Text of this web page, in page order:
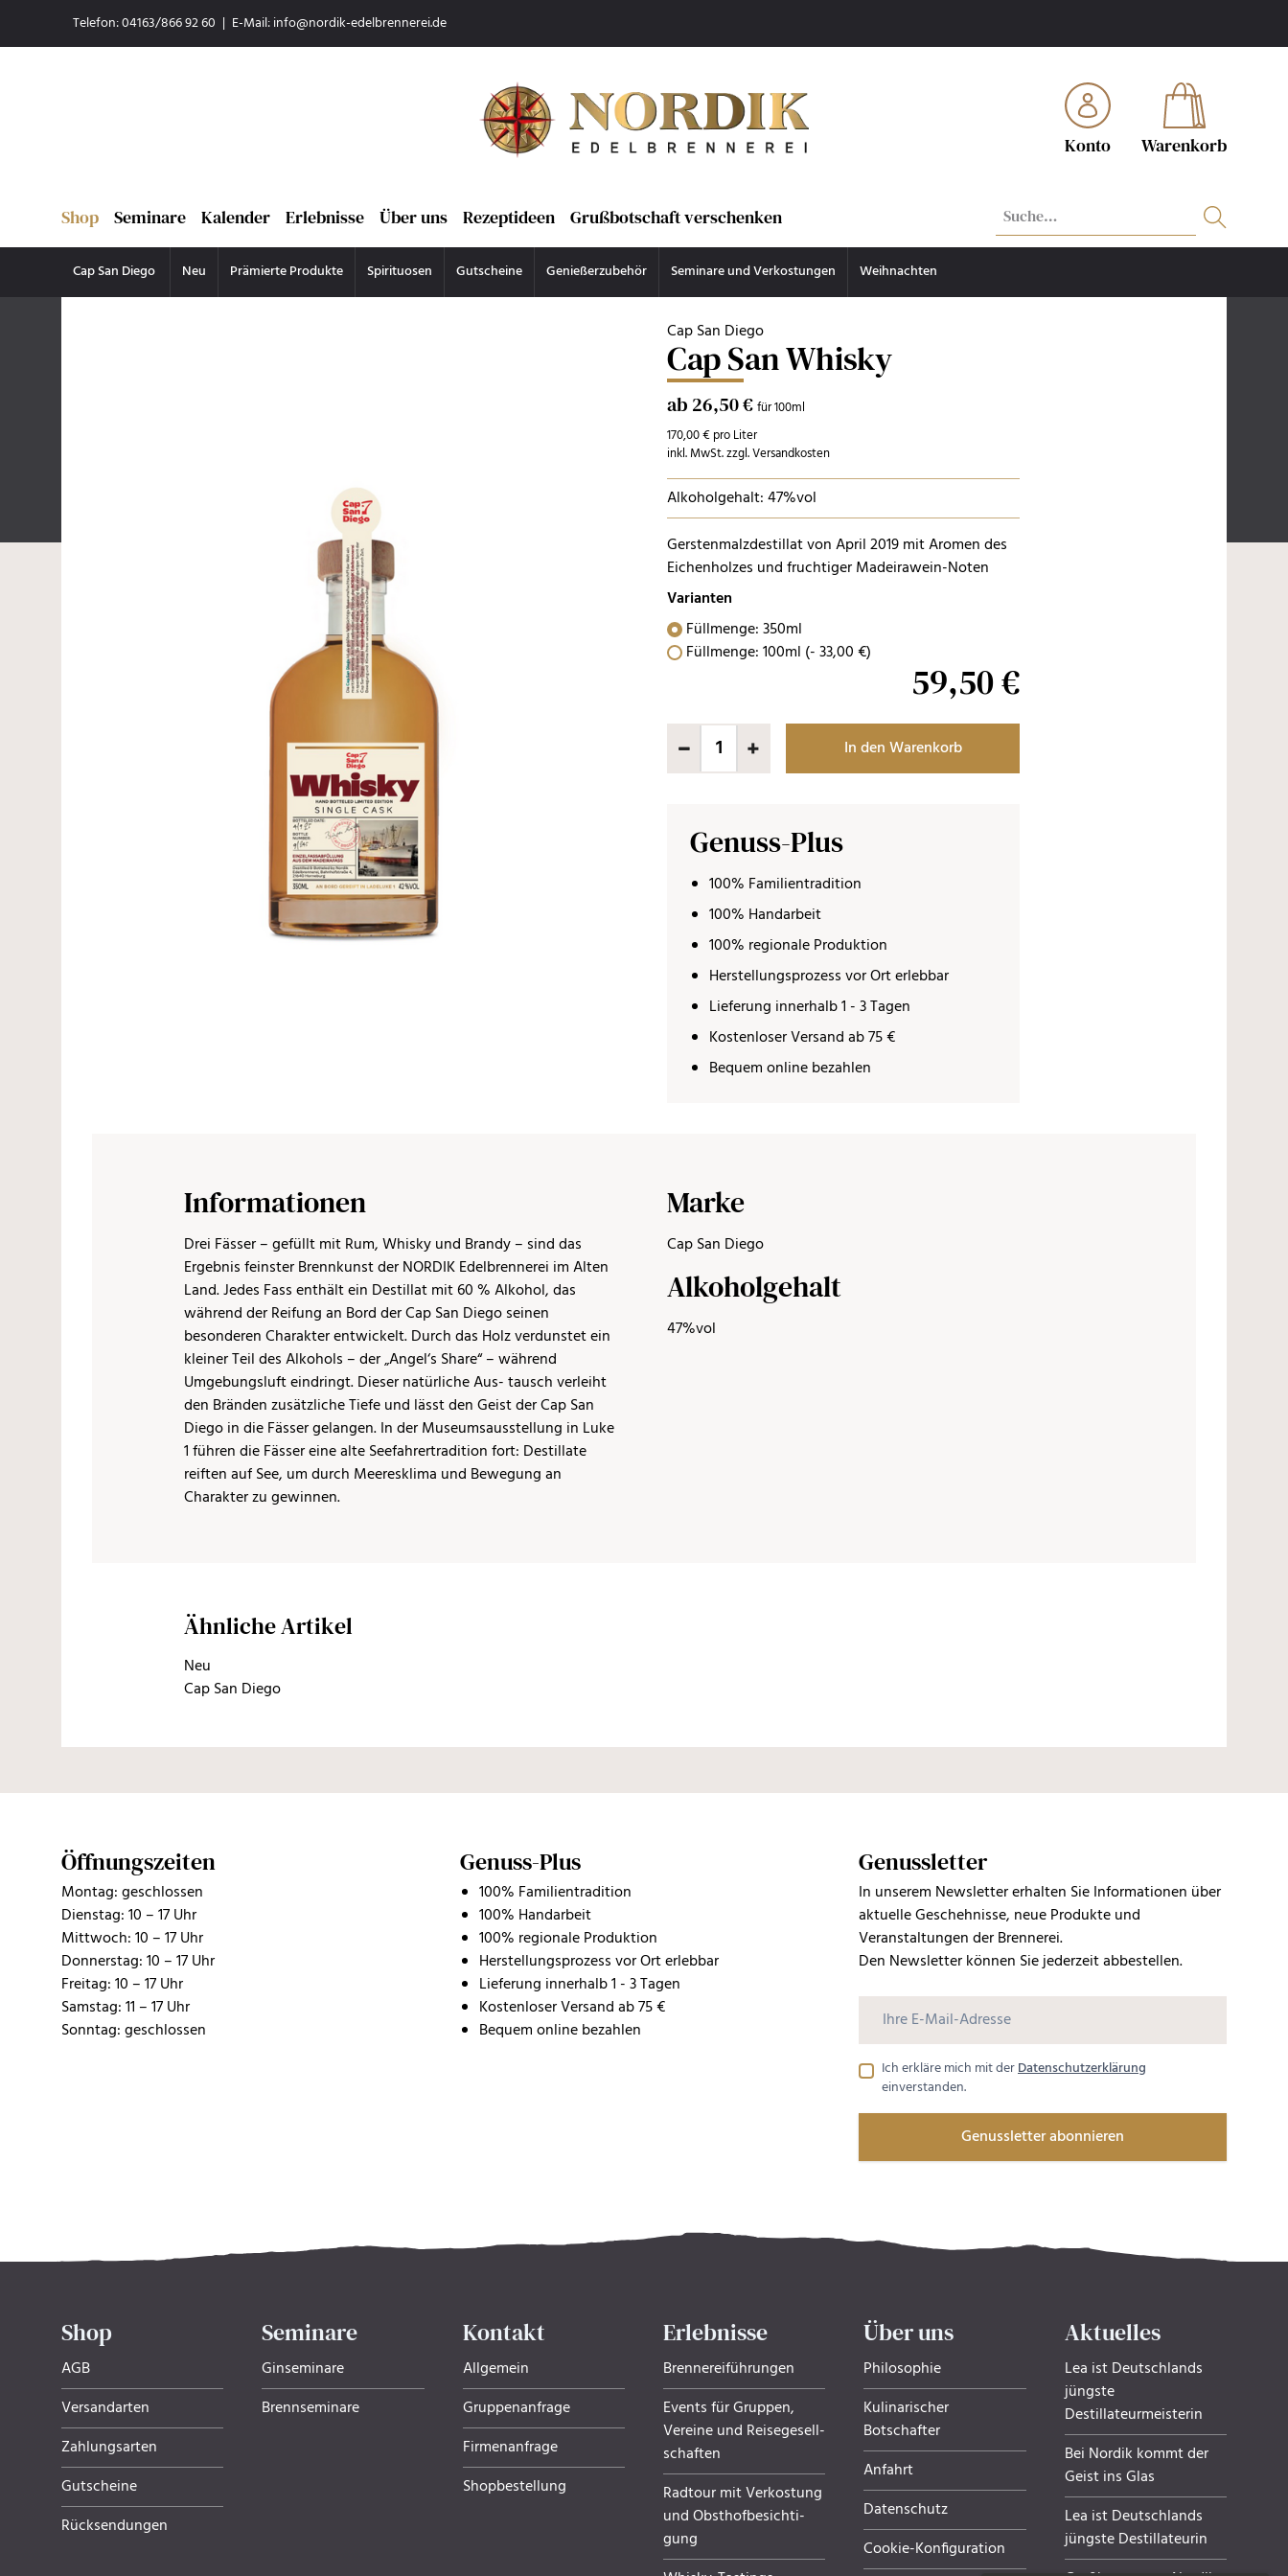
Telefon: 04163/866 92 60 | E-Mail:info@nordik-edelbrennerei.de
Konto Warenkorb
Shop Seminare Kalender Erlebnisse Über uns Rezeptideen Grußbotschaft verschenken
Cap San Diego Neu Prämierte Produkte Spirituosen Gutscheine Genießerzubehör Seminare und Verkostungen Weihnachten
Cap San Diego
Cap San Whisky
ab 26,50 €für 100ml
170,00 € pro Liter
inkl. MwSt. zzgl. Versandkosten
Alkoholgehalt: 47%vol
Gerstenmalzdestillat von April 2019 mit Aromen des
Eichenholzes und fruchtiger Madeirawein-Noten
Varianten
Füllmenge: 350ml
Füllmenge: 100ml (-33,00€)
59,50 €
In den Warenkorb
Genuss-Plus
100% Familientradition
100% Handarbeit
100% regionale Produktion
Herstellungsprozess vor Ort erlebbar
Lieferung innerhalb 1 - 3 Tagen
Kostenloser Versand ab 75 €
Bequem online bezahlen
Informationen
Drei Fässer – gefüllt mit Rum, Whisky und Brandy – sind das
Ergebnis feinster Brennkunst der NORDIK Edelbrennerei im Alten
Land. Jedes Fass enthält ein Destillat mit 60 % Alkohol, das
während der Reifung an Bord der Cap San Diego seinen
besonderen Charakter entwickelt. Durch das Holz verdunstet ein
kleiner Teil des Alkohols – der „Angel‘s Share“ – während
Umgebungsluft eindringt. Dieser natürliche Aus- tausch verleiht
den Bränden zusätzliche Tiefe und lässt den Geist der Cap San
Diego in die Fässer gelangen. In der Museumsausstellung in Luke
1 führen die Fässer eine alte Seefahrertradition fort: Destillate
reiften auf See, um durch Meeresklima und Bewegung an
Charakter zu gewinnen.
Marke
Cap San Diego
Alkoholgehalt
47%vol
Ähnliche Artikel
Neu
Cap San Diego
Öffnungszeiten
Montag: geschlossen
Dienstag: 10 – 17 Uhr
Mittwoch: 10 – 17 Uhr
Donnerstag: 10 – 17 Uhr
Freitag: 10 – 17 Uhr
Samstag: 11 – 17 Uhr
Sonntag: geschlossen
Genuss-Plus
100% Familientradition
100% Handarbeit
100% regionale Produktion
Herstellungsprozess vor Ort erlebbar
Lieferung innerhalb 1 - 3 Tagen
Kostenloser Versand ab 75 €
Bequem online bezahlen
Genussletter
In unserem Newsletter erhalten Sie Informationen über
aktuelle Geschehnisse, neue Produkte und
Veranstaltungen der Brennerei.
Den Newsletter können Sie jederzeit abbestellen.
Ich erkläre mich mit derDatenschutzerklärung
einverstanden.
Genussletter abonnieren
Shop
AGB
Versandarten
Zahlungsarten
Gutscheine
Rücksendungen
Seminare
Ginseminare
Brennseminare
Kontakt
Allgemein
Gruppenanfrage
Firmenanfrage
Shopbestellung
Erlebnisse
Brennereiführungen
Events für Gruppen,
Ver­eine und Rei­se­ge­sell­
schaf­ten
Radtour mit Verkostung
und Obsthof­be­sich­ti­
gung
Über uns
Philosophie
Kulinarischer
Botschafter
Anfahrt
Datenschutz
Cookie-Konfiguration
Aktuelles
Lea ist Deutschlands
jüngste
Destillateurmeisterin
Bei Nordik kommt der
Geist ins Glas
Lea ist Deutschlands
jüngste Destillateurin